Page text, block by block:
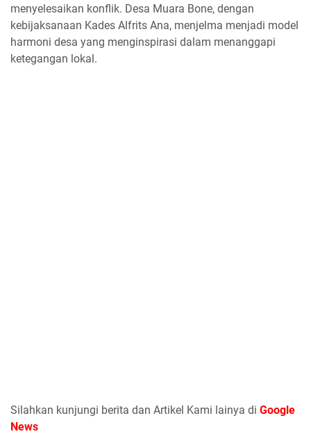
menyelesaikan konflik. Desa Muara Bone, dengan
kebijaksanaan Kades Alfrits Ana, menjelma menjadi model
harmoni desa yang menginspirasi dalam menanggapi
ketegangan lokal.
Silahkan kunjungi berita dan Artikel Kami lainya di Google
News